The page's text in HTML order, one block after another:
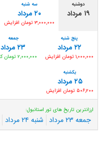
دوشنبه
۱۹ مرداد
سه شنبه
۲۰ مرداد
۳,۰۰۰,۰۰۰ تومان افزایش
پنج شنبه
۲۲ مرداد
۱,۰۰۰,۰۰۰ تومان افزایش
جمعه
۲۳ مرداد
۲,۰۰۰,۰۰۰ تومان کاهش
یکشنبه
۲۵ مرداد
۵۰۶,۲۰۰ تومان افزایش
ارزانترین تاریخ های تور استانبول:
جمعه شنبه